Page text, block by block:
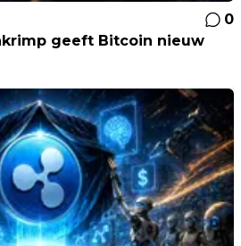
0
geeft Bitcoin nieuw